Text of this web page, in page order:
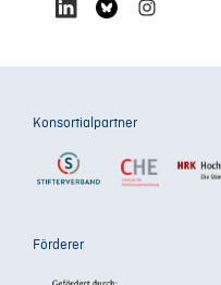
Konsortialpartner
Förderer